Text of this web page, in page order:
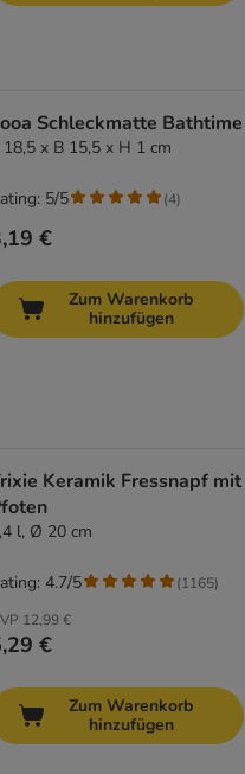
Schleckmatte Bathtime
18,5 x B 15,5 x H 1 cm
€
5/5 (4)
Zum Warenkorb
hinzufügen
Keramik Fressnapf mit
l, Ø 20 cm
12,99 €
€
4.7/5 (1165)
Zum Warenkorb
hinzufügen